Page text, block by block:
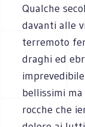
Qualche
davanti alle
terremoto
draghi ed
bellissimi
rocche che